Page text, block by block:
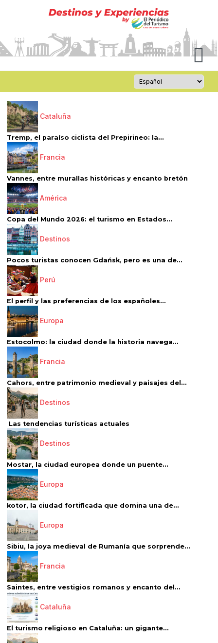
Cataluña
Tremp, el paraíso ciclista del Prepirineo: la...
Francia
Vannes, entre murallas históricas y encanto bretón
América
Copa del Mundo 2026: el turismo en Estados...
Destinos
Pocos turistas conocen Gdańsk, pero es una de...
Perú
El perfil y las preferencias de los españoles...
Europa
Estocolmo: la ciudad donde la historia navega...
Francia
Cahors, entre patrimonio medieval y paisajes del...
Destinos
Las tendencias turísticas actuales
Destinos
Mostar, la ciudad europea donde un puente...
Europa
kotor, la ciudad fortificada que domina una de...
Europa
Sibiu, la joya medieval de Rumanía que sorprende...
Francia
Saintes, entre vestigios romanos y encanto del...
Cataluña
El turismo religioso en Cataluña: un gigante...